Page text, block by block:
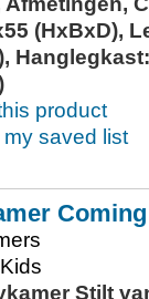
(HxBxD),
product
my saved list
Stilt